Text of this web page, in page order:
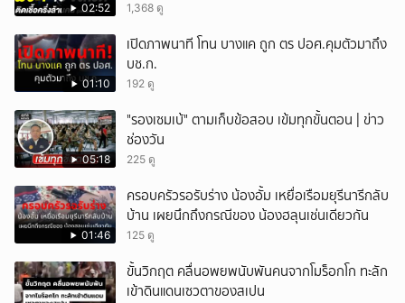
02:52 1,368 ดู
01:10
เปิดภาพนาที โทน บางแค ถูก ตร ปอศ.คุมตัวมาถึง
บช.ก.
192 ดู
05:18
"รองเซมเบ้" ตามเก็บข้อสอบ เข้มทุกขั้นตอน | ข่าว
ช่องวัน
225 ดู
01:46
ครอบครัวรอรับร่าง น้องอั้ม เหยื่อเรือมยุรีนารีกลับ
บ้าน เผยนึกถึงกรณีของ น้องฮลุนเช่นเดียวกัน
125 ดู
ขั้นวิกฤต คลื่นอพยพนับพันคนจากโมร็อกโก ทะลัก
เข้าดินแดนเซวตาของสเปน